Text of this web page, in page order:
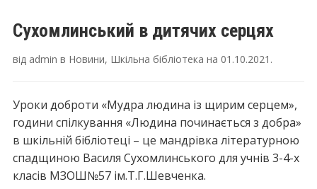
Сухомлинський в дитячих серцях
від admin в Новини, Шкільна бібліотека на 01.10.2021 .
Уроки доброти «Мудра людина із щирим серцем»,
години спілкування «Людина починається з добра»
в шкільній бібліотеці – це мандрівка літературною
спадщиною Василя Сухомлинського для учнів 3-4-х
класів МЗОШ№57 ім.Т.Г.Шевченка.